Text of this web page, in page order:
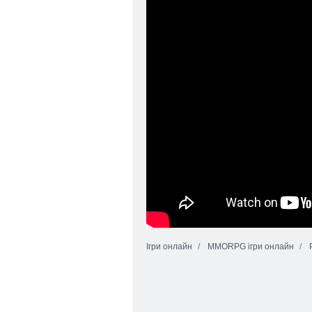
Ігри онлайн MMORPG ігри онлайн